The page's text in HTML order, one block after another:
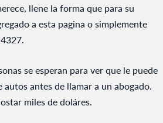
llene la forma que para su
a esta pagina o simplemente
se esperan para ver que le puede
antes de llamar a un abogado.
miles de doláres.